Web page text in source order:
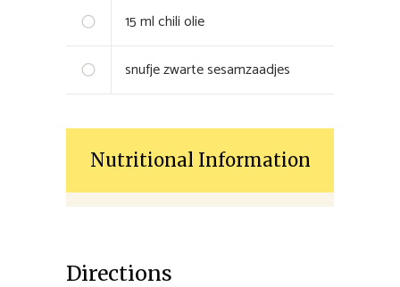
15mlchili olie
snufje zwarte sesamzaadjes
Nutritional Information
Directions